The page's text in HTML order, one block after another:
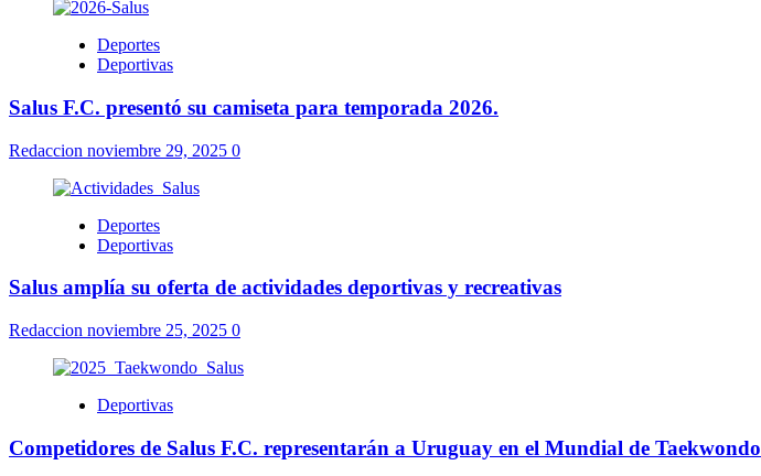
Deportes
Deportivas
Salus F.C. presentó su camiseta para temporada 2026.
Redaccion noviembre 29, 2025 0
Deportes
Deportivas
Salus amplía su oferta de actividades deportivas y recreativas
Redaccion noviembre 25, 2025 0
Deportivas
Competidores de Salus F.C. representarán a Uruguay en el Mundial de